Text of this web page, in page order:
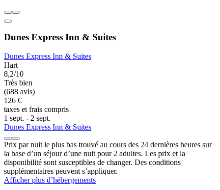
Dunes Express Inn & Suites
Dunes Express Inn & Suites
Hart
8,2/10
Très bien
(688 avis)
126 €
taxes et frais compris
1 sept. - 2 sept.
Dunes Express Inn & Suites
Prix par nuit le plus bas trouvé au cours des 24 dernières heures sur
la base d’un séjour d’une nuit pour 2 adultes. Les prix et la
disponibilité sont susceptibles de changer. Des conditions
supplémentaires peuvent s’appliquer.
Afficher plus d’hébergements